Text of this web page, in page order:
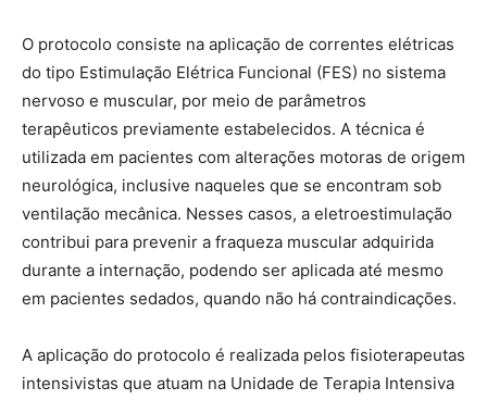
O protocolo consiste na aplicação de correntes elétricas
do tipo Estimulação Elétrica Funcional (FES) no sistema
nervoso e muscular, por meio de parâmetros
terapêuticos previamente estabelecidos. A técnica é
utilizada em pacientes com alterações motoras de origem
neurológica, inclusive naqueles que se encontram sob
ventilação mecânica. Nesses casos, a eletroestimulação
contribui para prevenir a fraqueza muscular adquirida
durante a internação, podendo ser aplicada até mesmo
em pacientes sedados, quando não há contraindicações.
A aplicação do protocolo é realizada pelos fisioterapeutas
intensivistas que atuam na Unidade de Terapia Intensiva